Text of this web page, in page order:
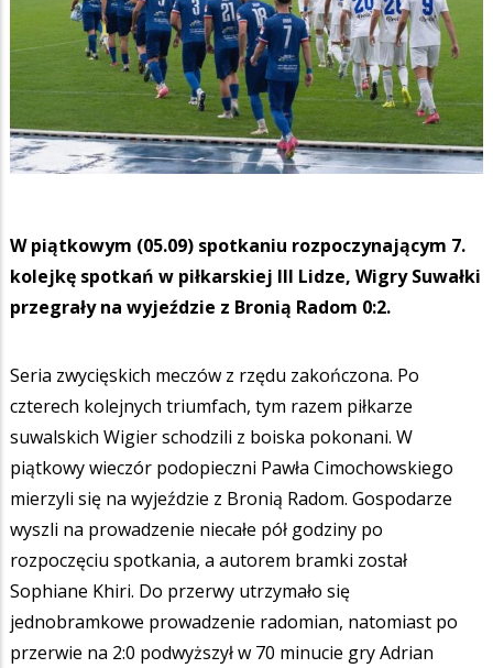
W piątkowym (05.09) spotkaniu rozpoczynającym 7.
kolejkę spotkań w piłkarskiej III Lidze, Wigry Suwałki
przegrały na wyjeździe z Bronią Radom 0:2.
Seria zwycięskich meczów z rzędu zakończona. Po
czterech kolejnych triumfach, tym razem piłkarze
suwalskich Wigier schodzili z boiska pokonani. W
piątkowy wieczór podopieczni Pawła Cimochowskiego
mierzyli się na wyjeździe z Bronią Radom. Gospodarze
wyszli na prowadzenie niecałe pół godziny po
rozpoczęciu spotkania, a autorem bramki został
Sophiane Khiri. Do przerwy utrzymało się
jednobramkowe prowadzenie radomian, natomiast po
przerwie na 2:0 podwyższył w 70 minucie gry Adrian